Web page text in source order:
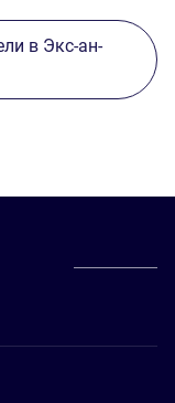
в Экс-ан-